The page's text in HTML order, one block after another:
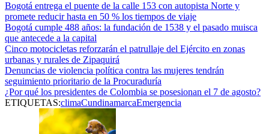
Bogotá entrega el puente de la calle 153 con autopista Norte y
promete reducir hasta en 50 % los tiempos de viaje
Bogotá cumple 488 años: la fundación de 1538 y el pasado muisca
que antecede a la capital
Cinco motocicletas reforzarán el patrullaje del Ejército en zonas
urbanas y rurales de Zipaquirá
Denuncias de violencia política contra las mujeres tendrán
seguimiento prioritario de la Procuraduría
¿Por qué los presidentes de Colombia se posesionan el 7 de agosto?
ETIQUETAS:climaCundinamarcaEmergencia